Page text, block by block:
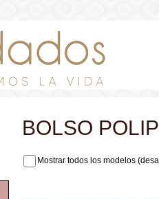
BOLSO
Mostrar todos los modelos